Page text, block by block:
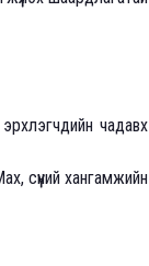
чадавх
сүүний хангамжийн